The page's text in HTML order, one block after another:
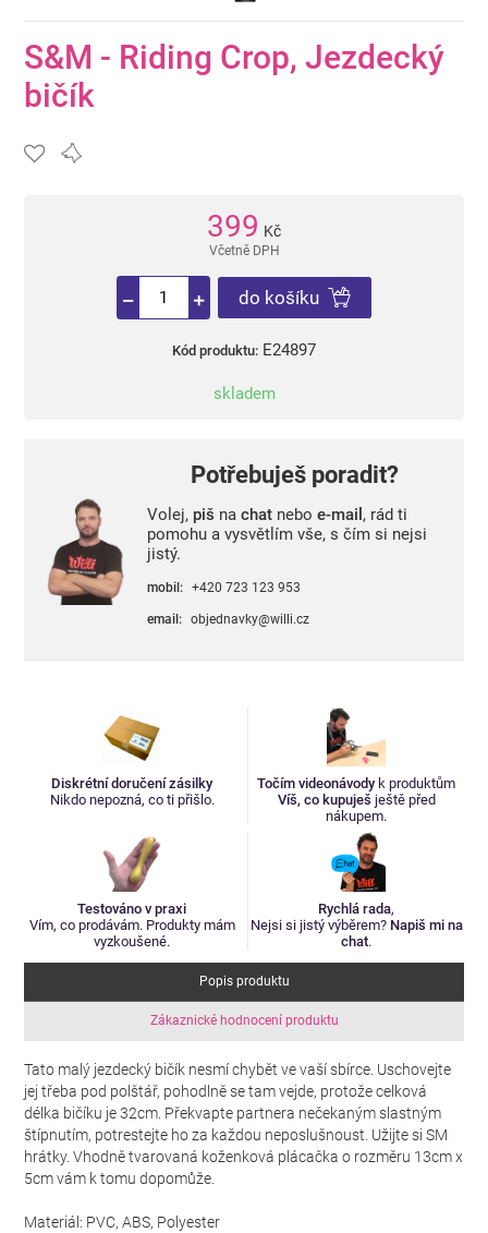
S&M - Riding Crop, Jezdecký
bičík
399 Kč
Včetně DPH
do košíku
Kód produktu: E24897
skladem
Potřebuješ poradit?
Volej, piš na chatnebo e-mail , rád ti
pomohu a vysvětlím vše, s čím si nejsi
jistý.
mobil: +420 723 123 953
email: objednavky@willi.cz
Diskrétní doručení zásilky
Nikdo nepozná, co ti přišlo.
Točím videonávody k produktům
Víš, co kupuješ ještě před
nákupem.
Testováno v praxi
Vím, co prodávám. Produkty mám
vyzkoušené.
Rychlá rada,
Nejsi si jistý výběrem? Napiš mi na
chat.
Popis produktu
Zákaznické hodnocení produktu
Tato malý jezdecký bičík nesmí chybět ve vaší sbírce. Uschovejte
jej třeba pod polštář, pohodlně se tam vejde, protože celková
délka bičíku je 32cm. Překvapte partnera nečekaným slastným
štípnutím, potrestejte ho za každou neposlušnoust. Užijte si SM
hrátky. Vhodně tvarovaná koženková plácačka o rozměru 13cm x
5cm vám k tomu dopomůže.
Materiál: PVC, ABS, Polyester